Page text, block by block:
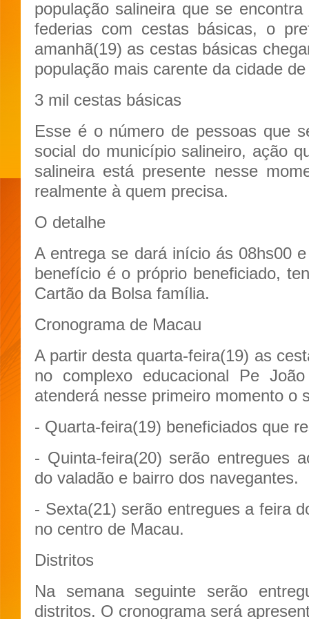
população salineira que se
federias com cestas básicas, o
amanhã(19) as cestas básicas
população mais carente da cidade
3 mil cestas básicas
Esse é o número de pessoas que
social do município salineiro, ação
salineira está presente nesse
realmente à quem precisa.
O detalhe
A entrega se dará início ás 08hs00
benefício é o próprio beneficiado,
Cartão da Bolsa família.
Cronograma de Macau
A partir desta quarta-feira(19) as
no complexo educacional Pe
atenderá nesse primeiro momento o
- Quarta-feira(19) beneficiados que
- Quinta-feira(20) serão entregues
do valadão e bairro dos navegantes.
- Sexta(21) serão entregues a feira
no centro de Macau.
Distritos
Na semana seguinte serão
distritos. O cronograma será